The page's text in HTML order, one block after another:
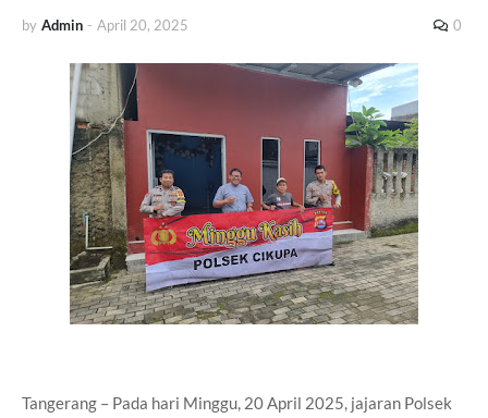
by Admin - April 20, 2025 0
Tangerang – Pada hari Minggu, 20 April 2025, jajaran Polsek